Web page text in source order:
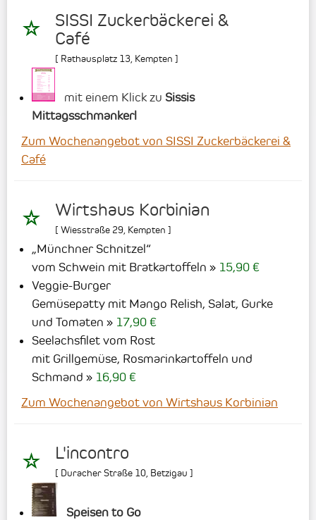
SISSI Zuckerbäckerei &
Café
[ Rathausplatz 13 Kempten ]
mit einem Klick zu Sissis
Mittagsschmankerl
Zum Wochenangebot von SISSI Zuckerbäckerei &
Café
Wirtshaus Korbinian
[ Wiesstraße 29 Kempten ]
„Münchner Schnitzel“
vom Schwein mit Bratkartoffeln
15,90 €
Veggie-Burger
Gemüsepatty mit Mango Relish, Salat, Gurke
und Tomaten
17,90 €
Seelachsfilet vom Rost
mit Grillgemüse, Rosmarinkartoffeln und
Schmand
16,90 €
Zum Wochenangebot von Wirtshaus Korbinian
L'incontro
[ Duracher Straße 10 Betzigau ]
Speisen to Go